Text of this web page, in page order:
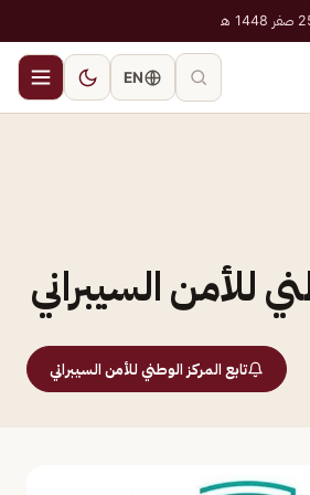
EN
للأمن السيبراني
تابع المركز الوطني للأمن السيبراني